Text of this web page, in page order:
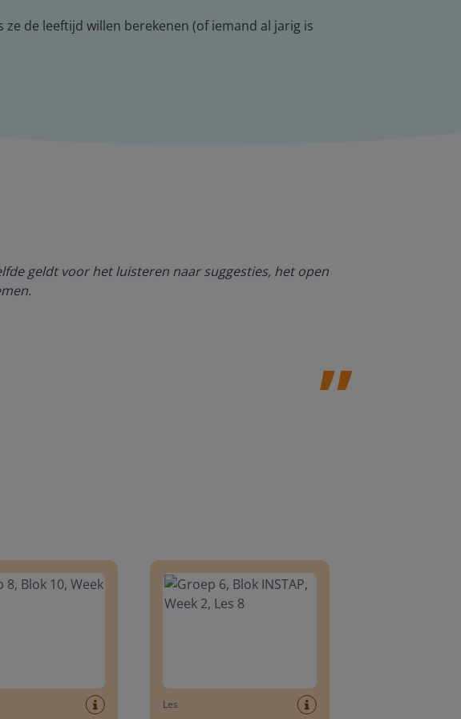
de leeftijd willen berekenen (of iemand al jarig is
geldt voor het luisteren naar suggesties, het open
Les